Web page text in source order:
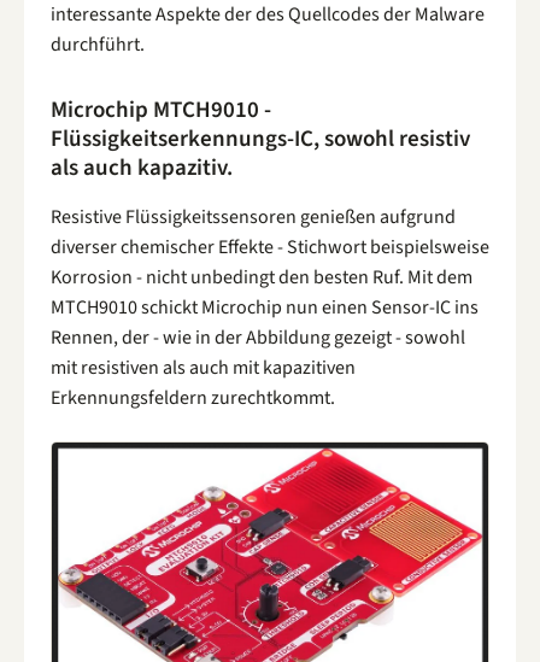
interessante Aspekte der des Quellcodes der Malware
durchführt.
Microchip MTCH9010 -
Flüssigkeitserkennungs-IC, sowohl resistiv
als auch kapazitiv.
Resistive Flüssigkeitssensoren genießen aufgrund
diverser chemischer Effekte - Stichwort beispielsweise
Korrosion - nicht unbedingt den besten Ruf. Mit dem
MTCH9010 schickt Microchip nun einen Sensor-IC ins
Rennen, der - wie in der Abbildung gezeigt - sowohl
mit resistiven als auch mit kapazitiven
Erkennungsfeldern zurechtkommt.